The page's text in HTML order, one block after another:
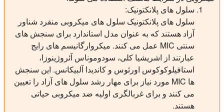
سلول های پلانکتونیک:
سلول های پلانکتونیک سلول های میکروبی منفرد شناور
آزاد هستند که به عنوان مدل استاندارد برای سنجش های
سنتی MIC عمل می کنند. میکروارگانیسم های رایج
عبارتند از اشریشیا کلی، سودوموناس آئروژینوزا،
استافیلوکوکوس اورئوس و کاندیدا آلبیکانس. این سنجش
ها MIC مورد نیاز برای مهار رشد سلول های آزاد را تعیین
می کنند و برای غربالگری اولیه ضد میکروبی حیاتی
هستند.